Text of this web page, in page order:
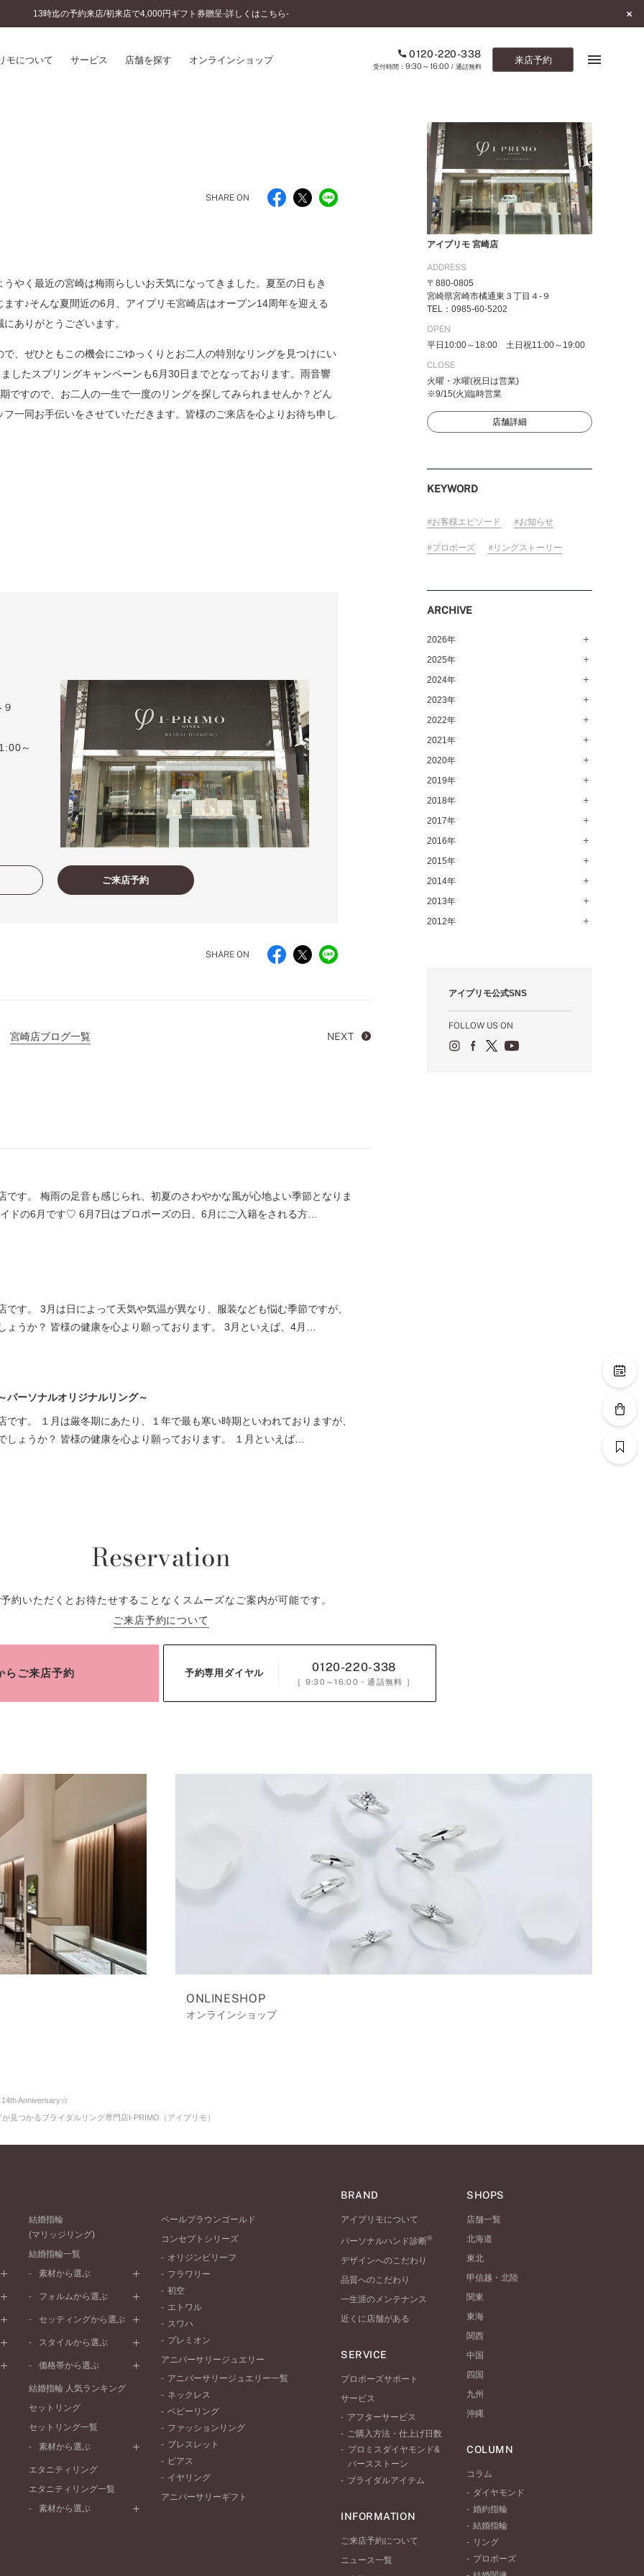
13時迄の予約来店/初来店で4,000円ギフト券贈呈-詳しくはこちら-
モについて サービス 店舗を探す オンラインショップ 0120-220-338
9:30～16:00/ 通話無料
来店予約
ーサービス
方法・仕上げ日数
スダイヤモンド&バースストー
ダルアイテム
ーズサポート
ショップブログ
ブックマーク
ONLINE SHOP
ご来店予約
予約専用ダイヤル
0120-220-338
カタログ請求
お問い合わせ
FOLLOW US ON
SHARE ON
やく最近の宮崎は梅雨らしいお天気になってきました。夏至の日もき
す♪そんな夏間近の6月、アイプリモ宮崎店はオープン14周年を迎える
ありがとうございます。
、ぜひともこの機会にごゆっくりとお二人の特別なリングを見つけにい
したスプリングキャンペーンも6月30日までとなっております。雨音響
ですので、お二人の一生で一度のリングを探してみられませんか？どん
一同お手伝いをさせていただきます。皆様のご来店を心よりお待ち申し
～
ご来店予約
SHARE ON
宮崎店ブログ一覧 NEXT
です。 梅雨の足音も感じられ、初夏のさわやかな風が心地よい季節となりま
ドの6月です♡ 6月7日はプロポーズの日、6月にご入籍をされる方…
です。 3月は日によって天気や気温が異なり、服装なども悩む季節ですが、
ょうか？ 皆様の健康を心より願っております。 3月といえば、4月…
ーソナルオリジナルリング～
です。 １月は厳冬期にあたり、１年で最も寒い時期といわれておりますが、
しょうか？ 皆様の健康を心より願っております。 １月といえば…
アイプリモ 宮崎店
ADDRESS
〒880-0805
宮崎県宮崎市橘通東３丁目４-９
TEL：0985-60-5202
OPEN
平日10:00～18:00 土日祝11:00～19:00
CLOSE
火曜・水曜(祝日は営業)
※9/15(火)臨時営業
店舗詳細
KEYWORD
お客様エピソード お知らせ
プロポーズ リングストーリー
ARCHIVE
2026年
8月（15）
7月（64）
6月（58）
5月（62）
4月（55）
3月（64）
2月（50）
1月（58）
2025年
12月（65）
11月（56）
10月（67）
9月（50）
8月（67）
7月（68）
6月（59）
5月（59）
4月（57）
3月（63）
2024年
12月（71）
11月（61）
10月（60）
9月（57）
8月（64）
7月（66）
6月（63）
5月（67）
4月（75）
3月（61）
2023年
12月（71）
11月（61）
10月（66）
9月（53）
8月（67）
7月（73）
6月（72）
5月（77）
4月（89）
3月（69）
2022年
12月（72）
11月（77）
10月（74）
9月（75）
8月（80）
7月（68）
6月（83）
5月（71）
4月（79）
3月（78）
2021年
12月（69）
11月（83）
10月（64）
9月（62）
8月（61）
7月（69）
6月（69）
5月（79）
4月（1）
2020年
12月（63）
11月（59）
10月（60）
9月（58）
8月（67）
7月（60）
6月（74）
5月（44）
1月（53）
2019年
12月（64）
11月（70）
10月（71）
9月（68）
8月（92）
7月（102）
6月（6）
2月（71）
1月（66）
2018年
12月（80）
11月（70）
10月（68）
9月（72）
8月（73）
7月（64）
3月（62）
2017年
12月（66）
11月（69）
10月（66）
9月（64）
8月（71）
4月（60）
1月（72）
2016年
12月（78）
11月（91）
10月（74）
9月（79）
5月（85）
2015年
12月（71）
11月（62）
10月（66）
6月（66）
2014年
12月（74）
11月（65）
7月（66）
2013年
12月（18）
8月（18）
6月（14）
2012年
9月（15）
7月（22）
アイプリモ公式SNS
FOLLOW US ON
Reservation
約いただくとお待たせすることなくスムーズなご案内が可能です。
ご来店予約について
らご来店予約 予約専用ダイヤル 0120-220-338
［ 9:30～16:00 ・通話無料 ］
ONLINESHOP
オンラインショップ
14th Anniversary☆
つかるブライダルリング専門店I-PRIMO（アイプリモ）
結婚指輪
(マリッジリング)
結婚指輪一覧
素材から選ぶ
プラチナ
ピンクゴールド
ペールブラウンゴールド
フォルムから選ぶ
ストレートライン
V字ライン
セッティングから選ぶ
プレーン
セベラルメレ
ラインメレ
スタイルから選ぶ
シンプル
モード
エレガント
ゴージャス
価格帯から選ぶ
50万円～
20万円～30万円
10万円～20万円
結婚指輪 人気ランキング
セットリング
セットリング一覧
素材から選ぶ
プラチナ
ペールブラウンゴールド
エタニティリング
エタニティリング一覧
素材から選ぶ
ペールブラウンゴールド
コンセプトシリーズ
オリジンビリーフ
フラワリー
初空
エトワル
スワハ
プレミオン
アニバーサリージュエリー
アニバーサリージュエリー一覧
ネックレス
ベビーリング
ファッションリング
ブレスレット
ピアス
イヤリング
アニバーサリーギフト
BRAND
アイプリモについて
パーソナルハンド診断®
デザインへのこだわり
品質へのこだわり
一生涯のメンテナンス
近くに店舗がある
SERVICE
プロポーズサポート
サービス
アフターサービス
ご購入方法・仕上げ日数
プロミスダイヤモンド&
バースストーン
ブライダルアイテム
INFORMATION
ご来店予約について
ニュース一覧
SHOPS
店舗一覧
北海道
東北
甲信越・北陸
関東
東海
関西
中国
四国
九州
沖縄
COLUMN
コラム
ダイヤモンド
婚約指輪
結婚指輪
リング
プロポーズ